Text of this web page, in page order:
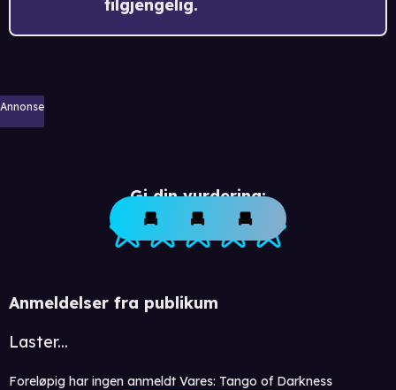
tilgjengelig.
Annonse
Gi din vurdering:
Anmeldelser fra publikum
Laster...
Foreløpig har ingen anmeldt Vares: Tango of Darkness